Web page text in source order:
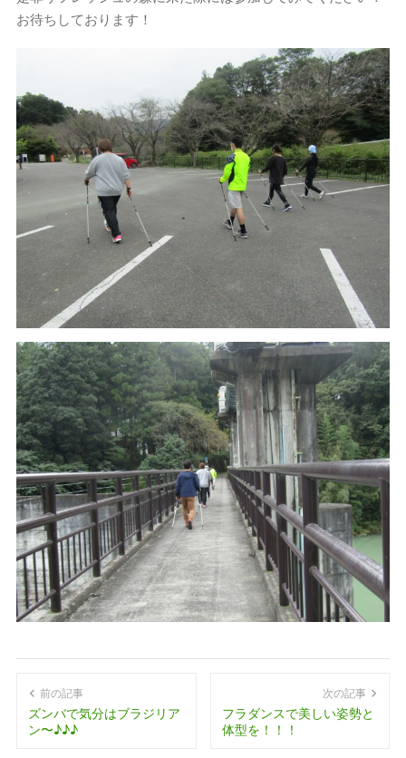
お待ちしております！
前の記事
ズンバで気分はブラジリア
ン〜♪♪♪
次の記事
フラダンスで美しい姿勢と
体型を！！！